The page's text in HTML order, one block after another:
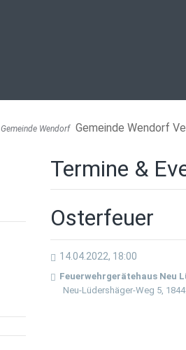
Gemeinde Wendorf Gemeinde Wendorf
Termine &
Osterfeuer
14.04.2022, 18:00
Feuerwehrgerätehaus Neu
Neu-Lüdershäger-Weg 5,